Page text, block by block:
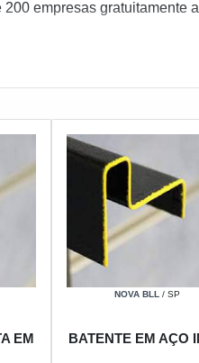
empresas gratuitamente
EM
NOVA BLL / SP
BATENTE EM AÇO